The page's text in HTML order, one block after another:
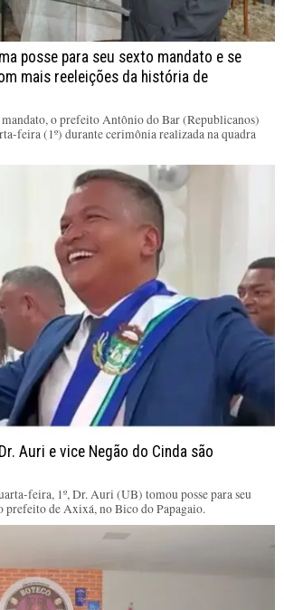
posse para seu sexto mandato e se
mais reeleições da história de
o prefeito Antônio do Bar (Republicanos)
feira (1º) durante cerimônia realizada na quadra
Auri e vice Negão do Cinda são
feira, 1º, Dr. Auri (UB) tomou posse para seu
prefeito de Axixá, no Bico do Papagaio.